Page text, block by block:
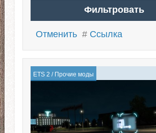
Отменить # Ссылка
ETS 2 / Прочие моды